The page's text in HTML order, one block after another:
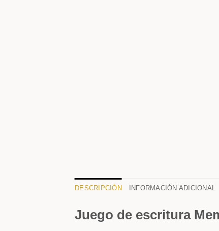
DESCRIPCIÓN INFORMACIÓN ADICIONAL
Juego de escritura